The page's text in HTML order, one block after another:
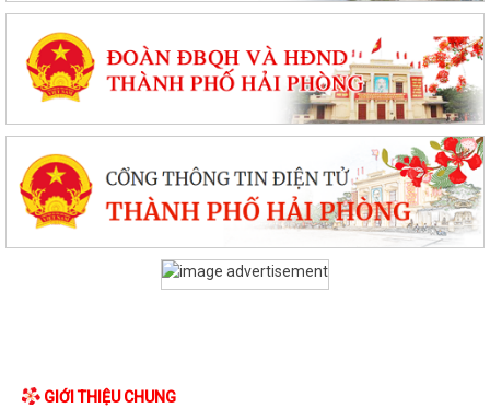
GIỚI THIỆU CHUNG